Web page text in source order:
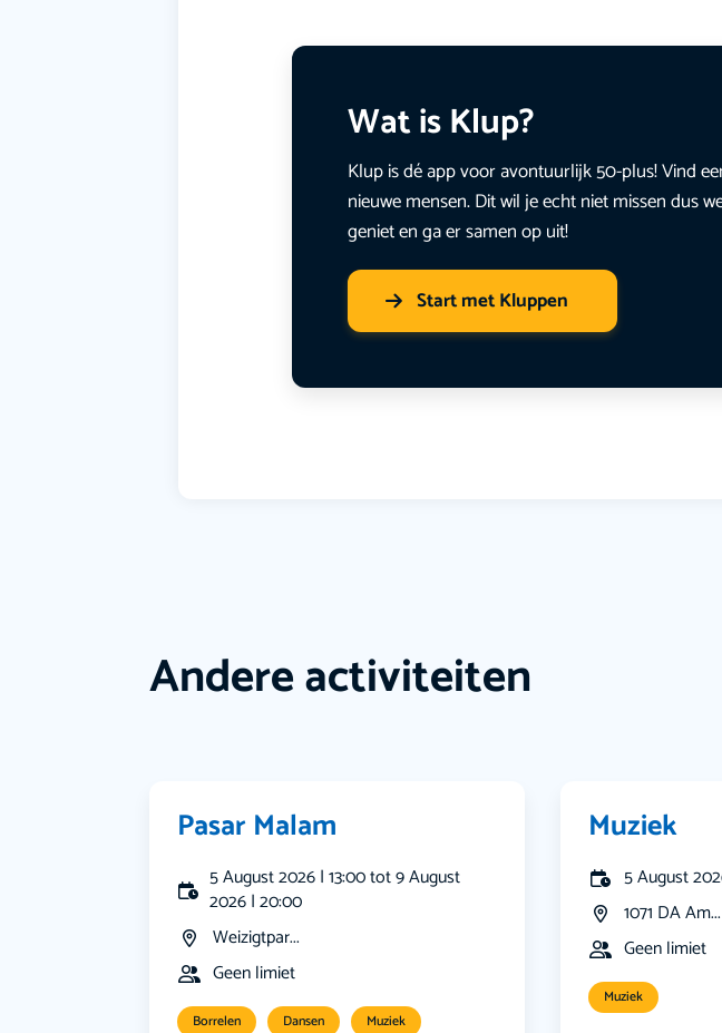
Wat is Klup?
Klup is dé app voor avontuurlijk 50-plus! Vind
nieuwe mensen. Dit wil je echt niet missen dus
geniet en ga er samen op uit!
Start met Kluppen
Andere activiteiten
Pasar Malam
5 August 2026 | 13:00 tot 9 August
2026 | 20:00
Weizigtpar...
Geen limiet
Borrelen Dansen Muziek
Muziek
5 August
1071 DA Am...
Geen limiet
Muziek